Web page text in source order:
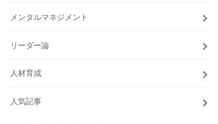
メンタルマネジメント
リーダー論
人材育成
人気記事